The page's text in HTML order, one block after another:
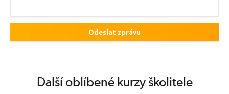
Další oblíbené kurzy školitele